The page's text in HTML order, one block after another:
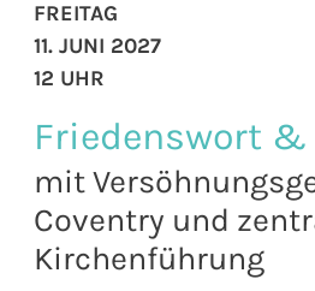
Friedenswort
mit
Coventry und
Kirchenführung
FREITAG
11. JUNI 2027
12 UHR